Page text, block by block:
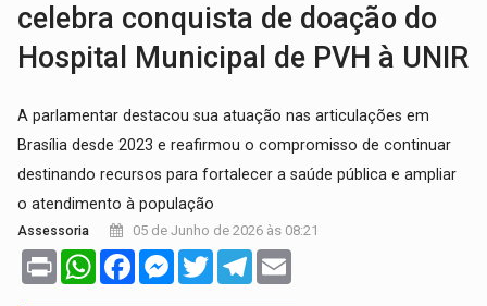
celebra conquista de doação do
Hospital Municipal de PVH à UNIR
A parlamentar destacou sua atuação nas articulações em
Brasília desde 2023 e reafirmou o compromisso de continuar
destinando recursos para fortalecer a saúde pública e ampliar
o atendimento à população
Assessoria 05 de Junho de 2026 às 08:21
Print WhatsAppFacebookMessenger
TwitterTelegram